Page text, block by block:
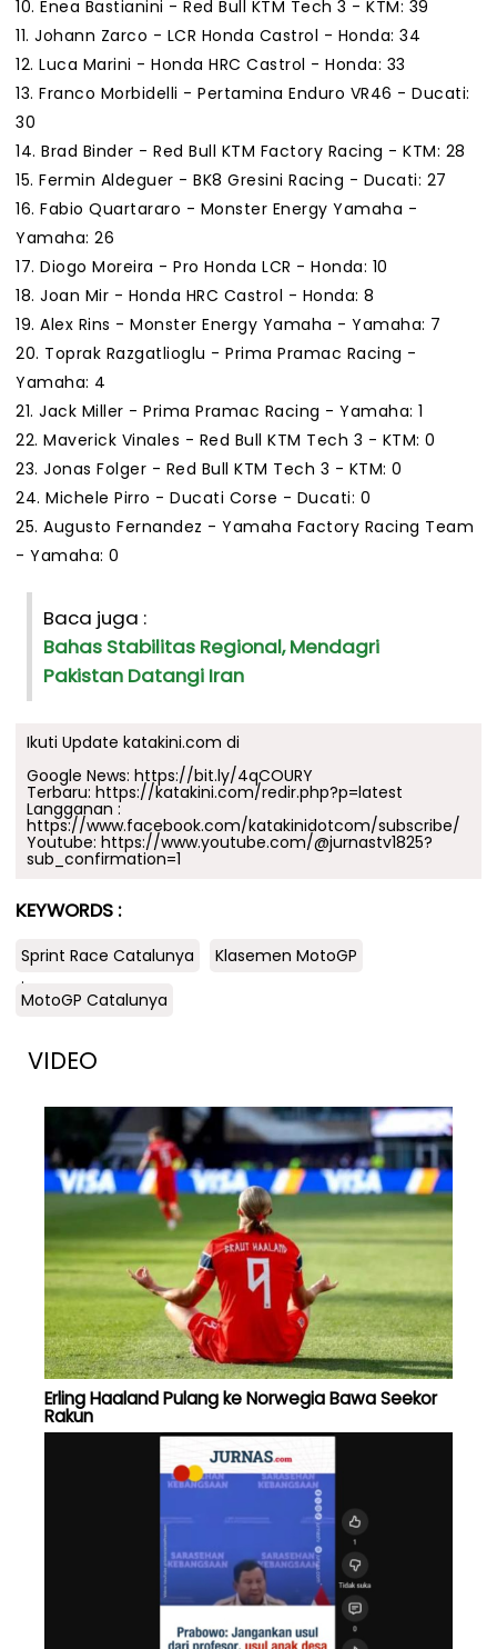
10. Enea Bastianini - Red Bull KTM Tech 3 - KTM: 39
11. Johann Zarco - LCR Honda Castrol - Honda: 34
12. Luca Marini - Honda HRC Castrol - Honda: 33
13. Franco Morbidelli - Pertamina Enduro VR46 - Ducati:
30
14. Brad Binder - Red Bull KTM Factory Racing - KTM: 28
15. Fermin Aldeguer - BK8 Gresini Racing - Ducati: 27
16. Fabio Quartararo - Monster Energy Yamaha -
Yamaha: 26
17. Diogo Moreira - Pro Honda LCR - Honda: 10
18. Joan Mir - Honda HRC Castrol - Honda: 8
19. Alex Rins - Monster Energy Yamaha - Yamaha: 7
20. Toprak Razgatlioglu - Prima Pramac Racing -
Yamaha: 4
21. Jack Miller - Prima Pramac Racing - Yamaha: 1
22. Maverick Vinales - Red Bull KTM Tech 3 - KTM: 0
23. Jonas Folger - Red Bull KTM Tech 3 - KTM: 0
24. Michele Pirro - Ducati Corse - Ducati: 0
25. Augusto Fernandez - Yamaha Factory Racing Team
- Yamaha: 0
Baca juga :
Bahas Stabilitas Regional, Mendagri
Pakistan Datangi Iran
Ikuti Update katakini.com di
Google News: https://bit.ly/4qCOURY
Terbaru: https://katakini.com/redir.php?p=latest
Langganan :
https://www.facebook.com/katakinidotcom/subscribe/
Youtube: https://www.youtube.com/@jurnastv1825?
sub_confirmation=1
KEYWORDS :
Sprint Race Catalunya
Klasemen MotoGP
.
MotoGP Catalunya
VIDEO
Erling Haaland Pulang ke Norwegia Bawa Seekor
Rakun